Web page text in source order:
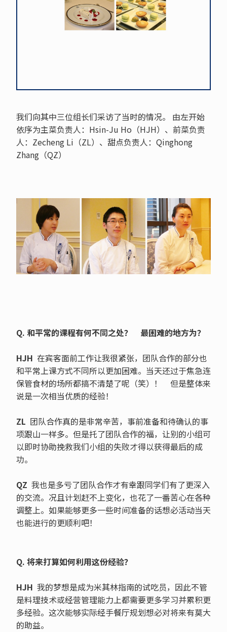
我们向其中三位组长们采访了当时的情况。 由左开始
依序为主菜负责人：Hsin-Ju Ho（HJH）、前菜负责
人：Zecheng Li（ZL）、甜点负责人：Qinghong
Zhang（QZ）
Q. 和平常的课程有何不同之处？ 最困难的地方为？
HJH 在宾客面前工作让我很紧张，团队合作的部分也
和平常上课方式不同所以更加困难。当天还过于焦急连
保管食材的场所都搞不清楚了呢（笑）！ 但是整体来
说是一次相当优质的经验！
ZL 团队合作真的是非常辛苦，事前准备和待确认的事
项跟山一样多。但是托了团队合作的福，让别的小组可
以即时协助挽救我们小组的失败才得以获得最后的成
功。
QZ 我也是多亏了团队合作才有幸跟同学们有了更深入
的交流。况且计划赶不上变化，也花了一番苦心在各种
调整上。如果能够更多一些时间准备的话想必活动当天
也能进行的更顺利吧！
Q. 将来打算如何利用这份经验？
HJH 我的梦想是成为米其林指南的试吃员，因此不管
是料理技术或经营管理能力上都需要更多学习并累积更
多经验。这次能够实际经手餐厅规划想必对将来有莫大
的助益。